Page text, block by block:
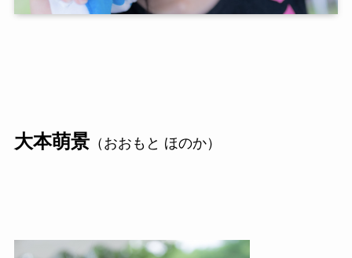
大本萌景（おおもと ほのか）